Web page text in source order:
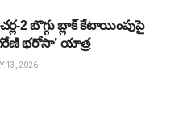
2 బొగ్గు బ్లాక్ కేటాయింపుపై
భరోసా’ యాత్ర
13, 2026